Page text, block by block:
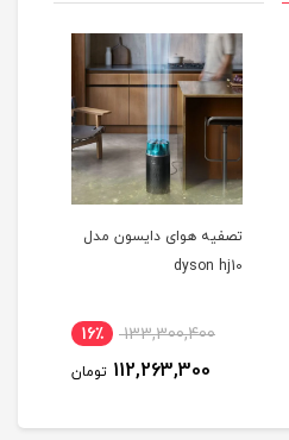
تصفیه هوای دایسون مدل
dyson hj10
133,300,400 16٪
112,263,300 تومان